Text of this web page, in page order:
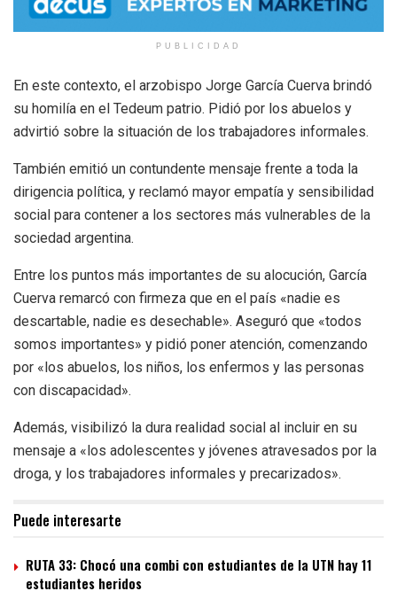
PUBLICIDAD
En este contexto, el arzobispo Jorge García Cuerva brindó
su homilía en el Tedeum patrio. Pidió por los abuelos y
advirtió sobre la situación de los trabajadores informales.
También emitió un contundente mensaje frente a toda la
dirigencia política, y reclamó mayor empatía y sensibilidad
social para contener a los sectores más vulnerables de la
sociedad argentina.
Entre los puntos más importantes de su alocución, García
Cuerva remarcó con firmeza que en el país «nadie es
descartable, nadie es desechable». Aseguró que «todos
somos importantes» y pidió poner atención, comenzando
por «los abuelos, los niños, los enfermos y las personas
con discapacidad».
Además, visibilizó la dura realidad social al incluir en su
mensaje a «los adolescentes y jóvenes atravesados por la
droga, y los trabajadores informales y precarizados».
Puede interesarte
RUTA 33: Chocó una combi con estudiantes de la UTN hay 11
estudiantes heridos